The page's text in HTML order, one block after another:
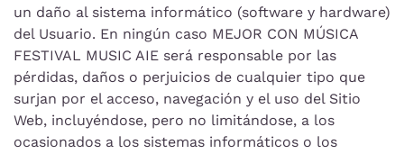
un daño al sistema informático (software y hardware)
del Usuario. En ningún caso MEJOR CON MÚSICA
FESTIVAL MUSIC AIE será responsable por las
pérdidas, daños o perjuicios de cualquier tipo que
surjan por el acceso, navegación y el uso del Sitio
Web, incluyéndose, pero no limitándose, a los
ocasionados a los sistemas informáticos o los